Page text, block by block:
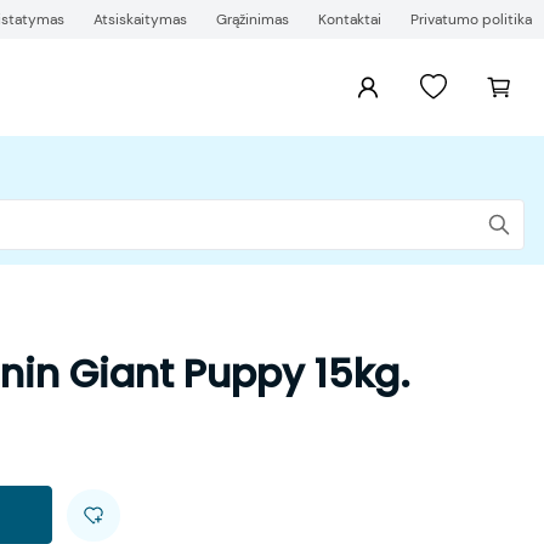
Atsiskaitymas Grąžinimas Kontaktai Privatumo politika
Giant Puppy 15kg.